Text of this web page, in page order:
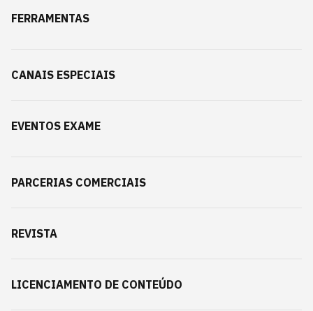
FERRAMENTAS
CANAIS ESPECIAIS
EVENTOS EXAME
PARCERIAS COMERCIAIS
REVISTA
LICENCIAMENTO DE CONTEÚDO